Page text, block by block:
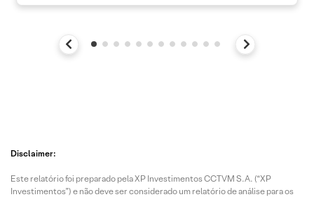
Disclaimer:
Este relatório foi preparado pela XP Investimentos CCTVM S.A. (“XP
Investimentos”) e não deve ser considerado um relatório de análise para os